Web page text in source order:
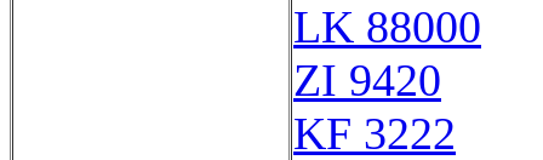
LK 88000
ZI 9420
KF 3222